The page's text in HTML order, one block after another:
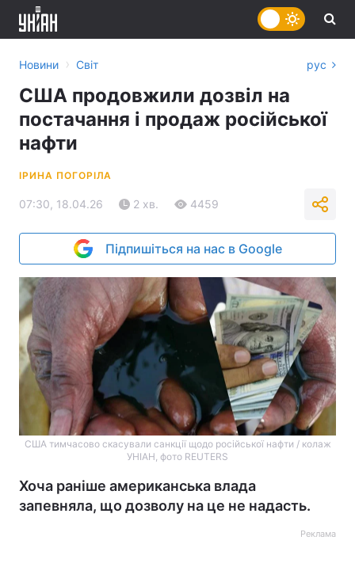
Новини › Світ рус
США продовжили дозвіл на
постачання і продаж російської
нафти
ІРИНА ПОГОРІЛА
07:30, 18.04.26 2 хв. 4459
Підпишіться на нас в Google
США тимчасово скасували санкції щодо російської нафти / колаж
УНІАН, фото REUTERS
Хоча раніше американська влада
запевняла, що дозволу на це не надасть.
Реклама